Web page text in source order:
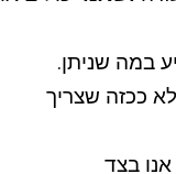
במה שניתן.
ככזה שצריך
אנו בצד